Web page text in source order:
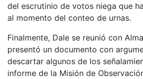
del escrutinio de votos niega que
al momento del conteo de urnas.
Finalmente, Dale se reunió con
presentó un documento con
descartar algunos de los
informe de la Misión de